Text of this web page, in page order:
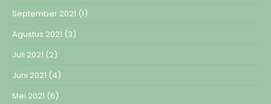
September 2021 (1)
Agustus 2021 (3)
Juli 2021 (2)
Juni 2021 (4)
Mei 2021 (6)